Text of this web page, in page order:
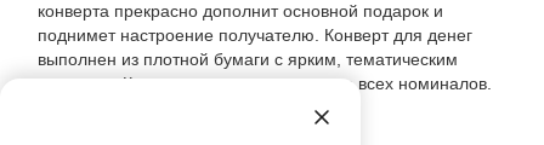
конверта прекрасно дополнит основной подарок и
поднимет настроение получателю. Конверт для денег
выполнен из плотной бумаги с ярким, тематическим
рисунком. Конверт подходит для купюр всех номиналов.